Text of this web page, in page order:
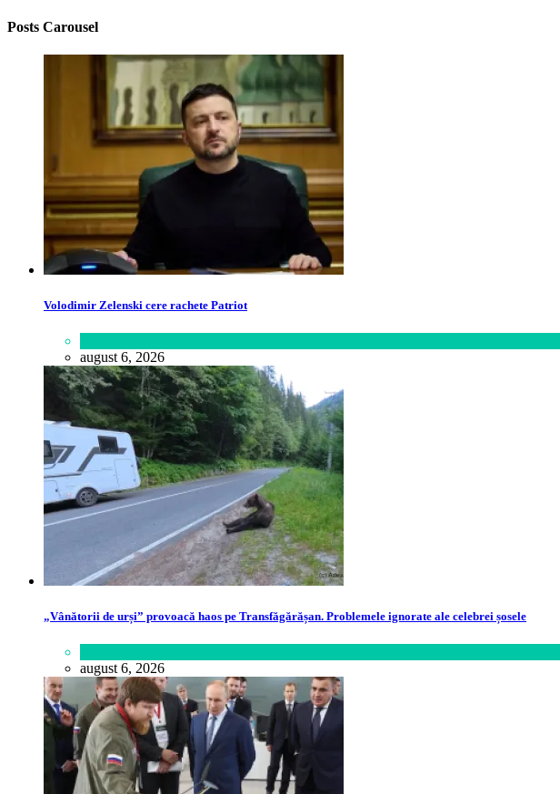
Posts Carousel
Volodimir Zelenski cere rachete Patriot
august 6, 2026
„Vânătorii de urși” provoacă haos pe Transfăgărășan. Problemele ignorate ale celebrei șosele
august 6, 2026